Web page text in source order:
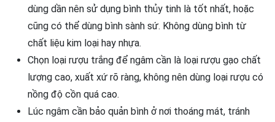
dùng dần nên sử dụng bình thủy tinh là tốt nhất, hoặc
cũng có thể dùng bình sành sứ. Không dùng bình từ
chất liệu kim loại hay nhựa.
Chọn loại rượu trắng để ngâm cần là loại rượu gạo chất
lượng cao, xuất xứ rõ ràng, không nên dùng loại rượu có
nồng độ cồn quá cao.
Lúc ngâm cần bảo quản bình ở nơi thoáng mát, tránh